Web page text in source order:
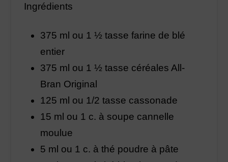
Ingrédients
375 ml ou 1 ½ tasse farine de blé
entier
375 ml ou 1 ½ tasse céréales All-
Bran Original
125 ml ou 1/2 tasse cassonade
15 ml ou 1 c. à soupe cannelle
moulue
5 ml ou 1 c. à thé poudre à pâte